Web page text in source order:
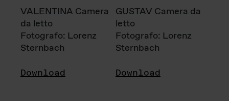
VALENTINA Camera
da letto
Fotografo: Lorenz
Sternbach
Download
GUSTAV Camera da
letto
Fotografo: Lorenz
Sternbach
Download